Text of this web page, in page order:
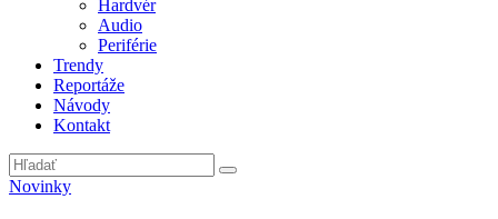
Hardvér
Audio
Periférie
Trendy
Reportáže
Návody
Kontakt
Novinky